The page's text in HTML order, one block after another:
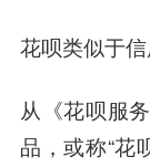
花呗类似于信
从《花呗服
品，或称“花